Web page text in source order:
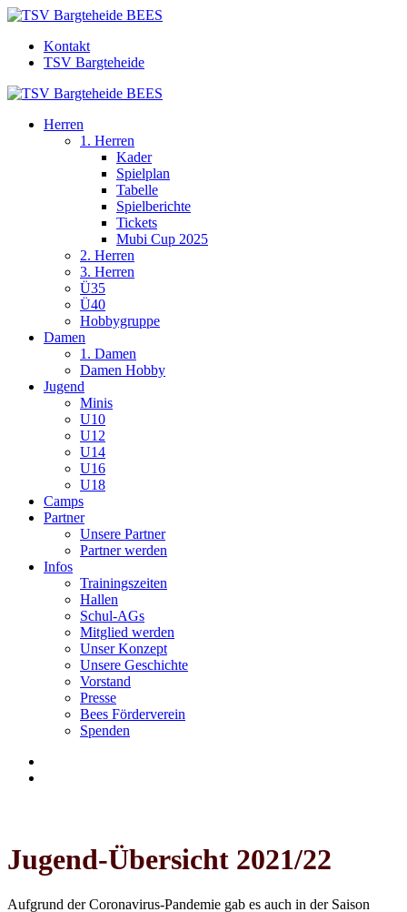
Kontakt
TSV Bargteheide
Herren
1. Herren
Kader
Spielplan
Tabelle
Spielberichte
Tickets
Mubi Cup 2025
2. Herren
3. Herren
Ü35
Ü40
Hobbygruppe
Damen
1. Damen
Damen Hobby
Jugend
Minis
U10
U12
U14
U16
U18
Camps
Partner
Unsere Partner
Partner werden
Infos
Trainingszeiten
Hallen
Schul-AGs
Mitglied werden
Unser Konzept
Unsere Geschichte
Vorstand
Presse
Bees Förderverein
Spenden
Jugend-Übersicht 2021/22
Aufgrund der Coronavirus-Pandemie gab es auch in der Saison